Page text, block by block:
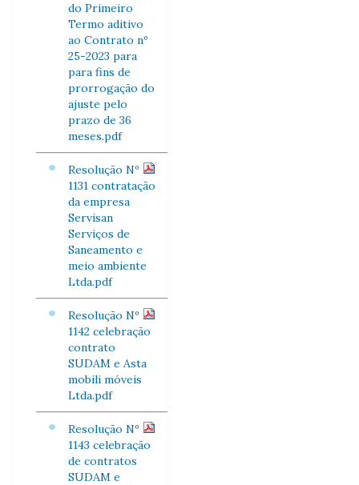
do Primeiro
Termo aditivo
ao Contrato nº
25-2023 para
para fins de
prorrogação do
ajuste pelo
prazo de 36
meses.pdf
Resolução Nº
1131 contratação
da empresa
Servisan
Serviços de
Saneamento e
meio ambiente
Ltda.pdf
Resolução Nº
1142 celebração
contrato
SUDAM e Asta
mobili móveis
Ltda.pdf
Resolução Nº
1143 celebração
de contratos
SUDAM e